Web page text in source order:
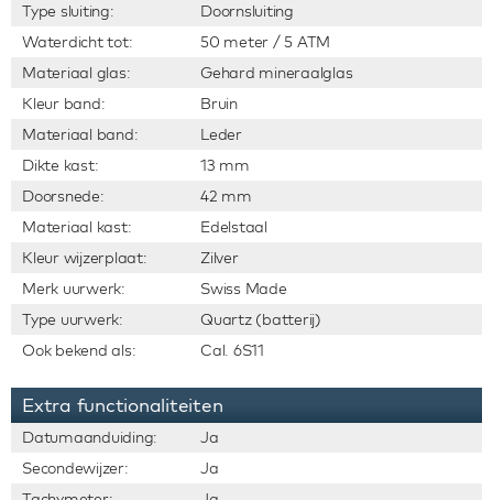
Type sluiting:
Doornsluiting
Waterdicht tot:
50 meter / 5 ATM
Materiaal glas:
Gehard mineraalglas
Kleur band:
Bruin
Materiaal band:
Leder
Dikte kast:
13 mm
Doorsnede:
42 mm
Materiaal kast:
Edelstaal
Kleur wijzerplaat:
Zilver
Merk uurwerk:
Swiss Made
Type uurwerk:
Quartz (batterij)
Ook bekend als:
Cal. 6S11
Extra functionaliteiten
Datumaanduiding:
Ja
Secondewijzer:
Ja